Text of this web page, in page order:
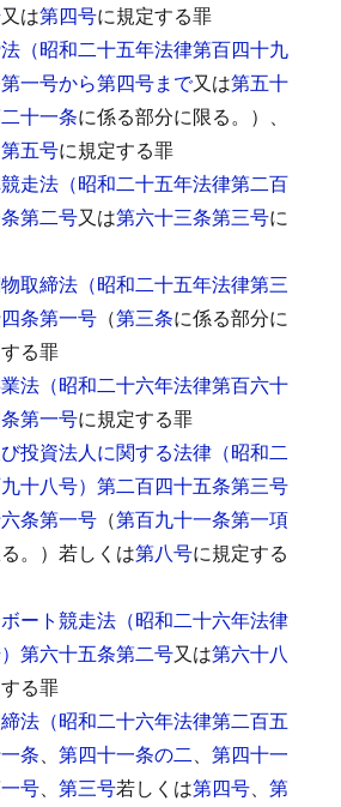
又は第四号に規定する罪
（昭和二十五年法律第百四十九
一号から第四号まで又は第五十
十一条に係る部分に限る。）、
第五号に規定する罪
走法（昭和二十五年法律第二百
第二号又は第六十三条第三号に
取締法（昭和二十五年法律第三
条第一号 （第三条に係る部分に
る罪
法（昭和二十六年法律第百六十
第一号に規定する罪
投資法人に関する法律（昭和二
十八号）第二百四十五条第三号
条第一号 （第百九十一条第一項
。）若しくは第八号に規定する
ート競走法（昭和二十六年法律
第六十五条第二号又は第六十八
る罪
法（昭和二十六年法律第二百五
条、 第四十一条の二、 第四十一
号、 第三号若しくは第四号、 第